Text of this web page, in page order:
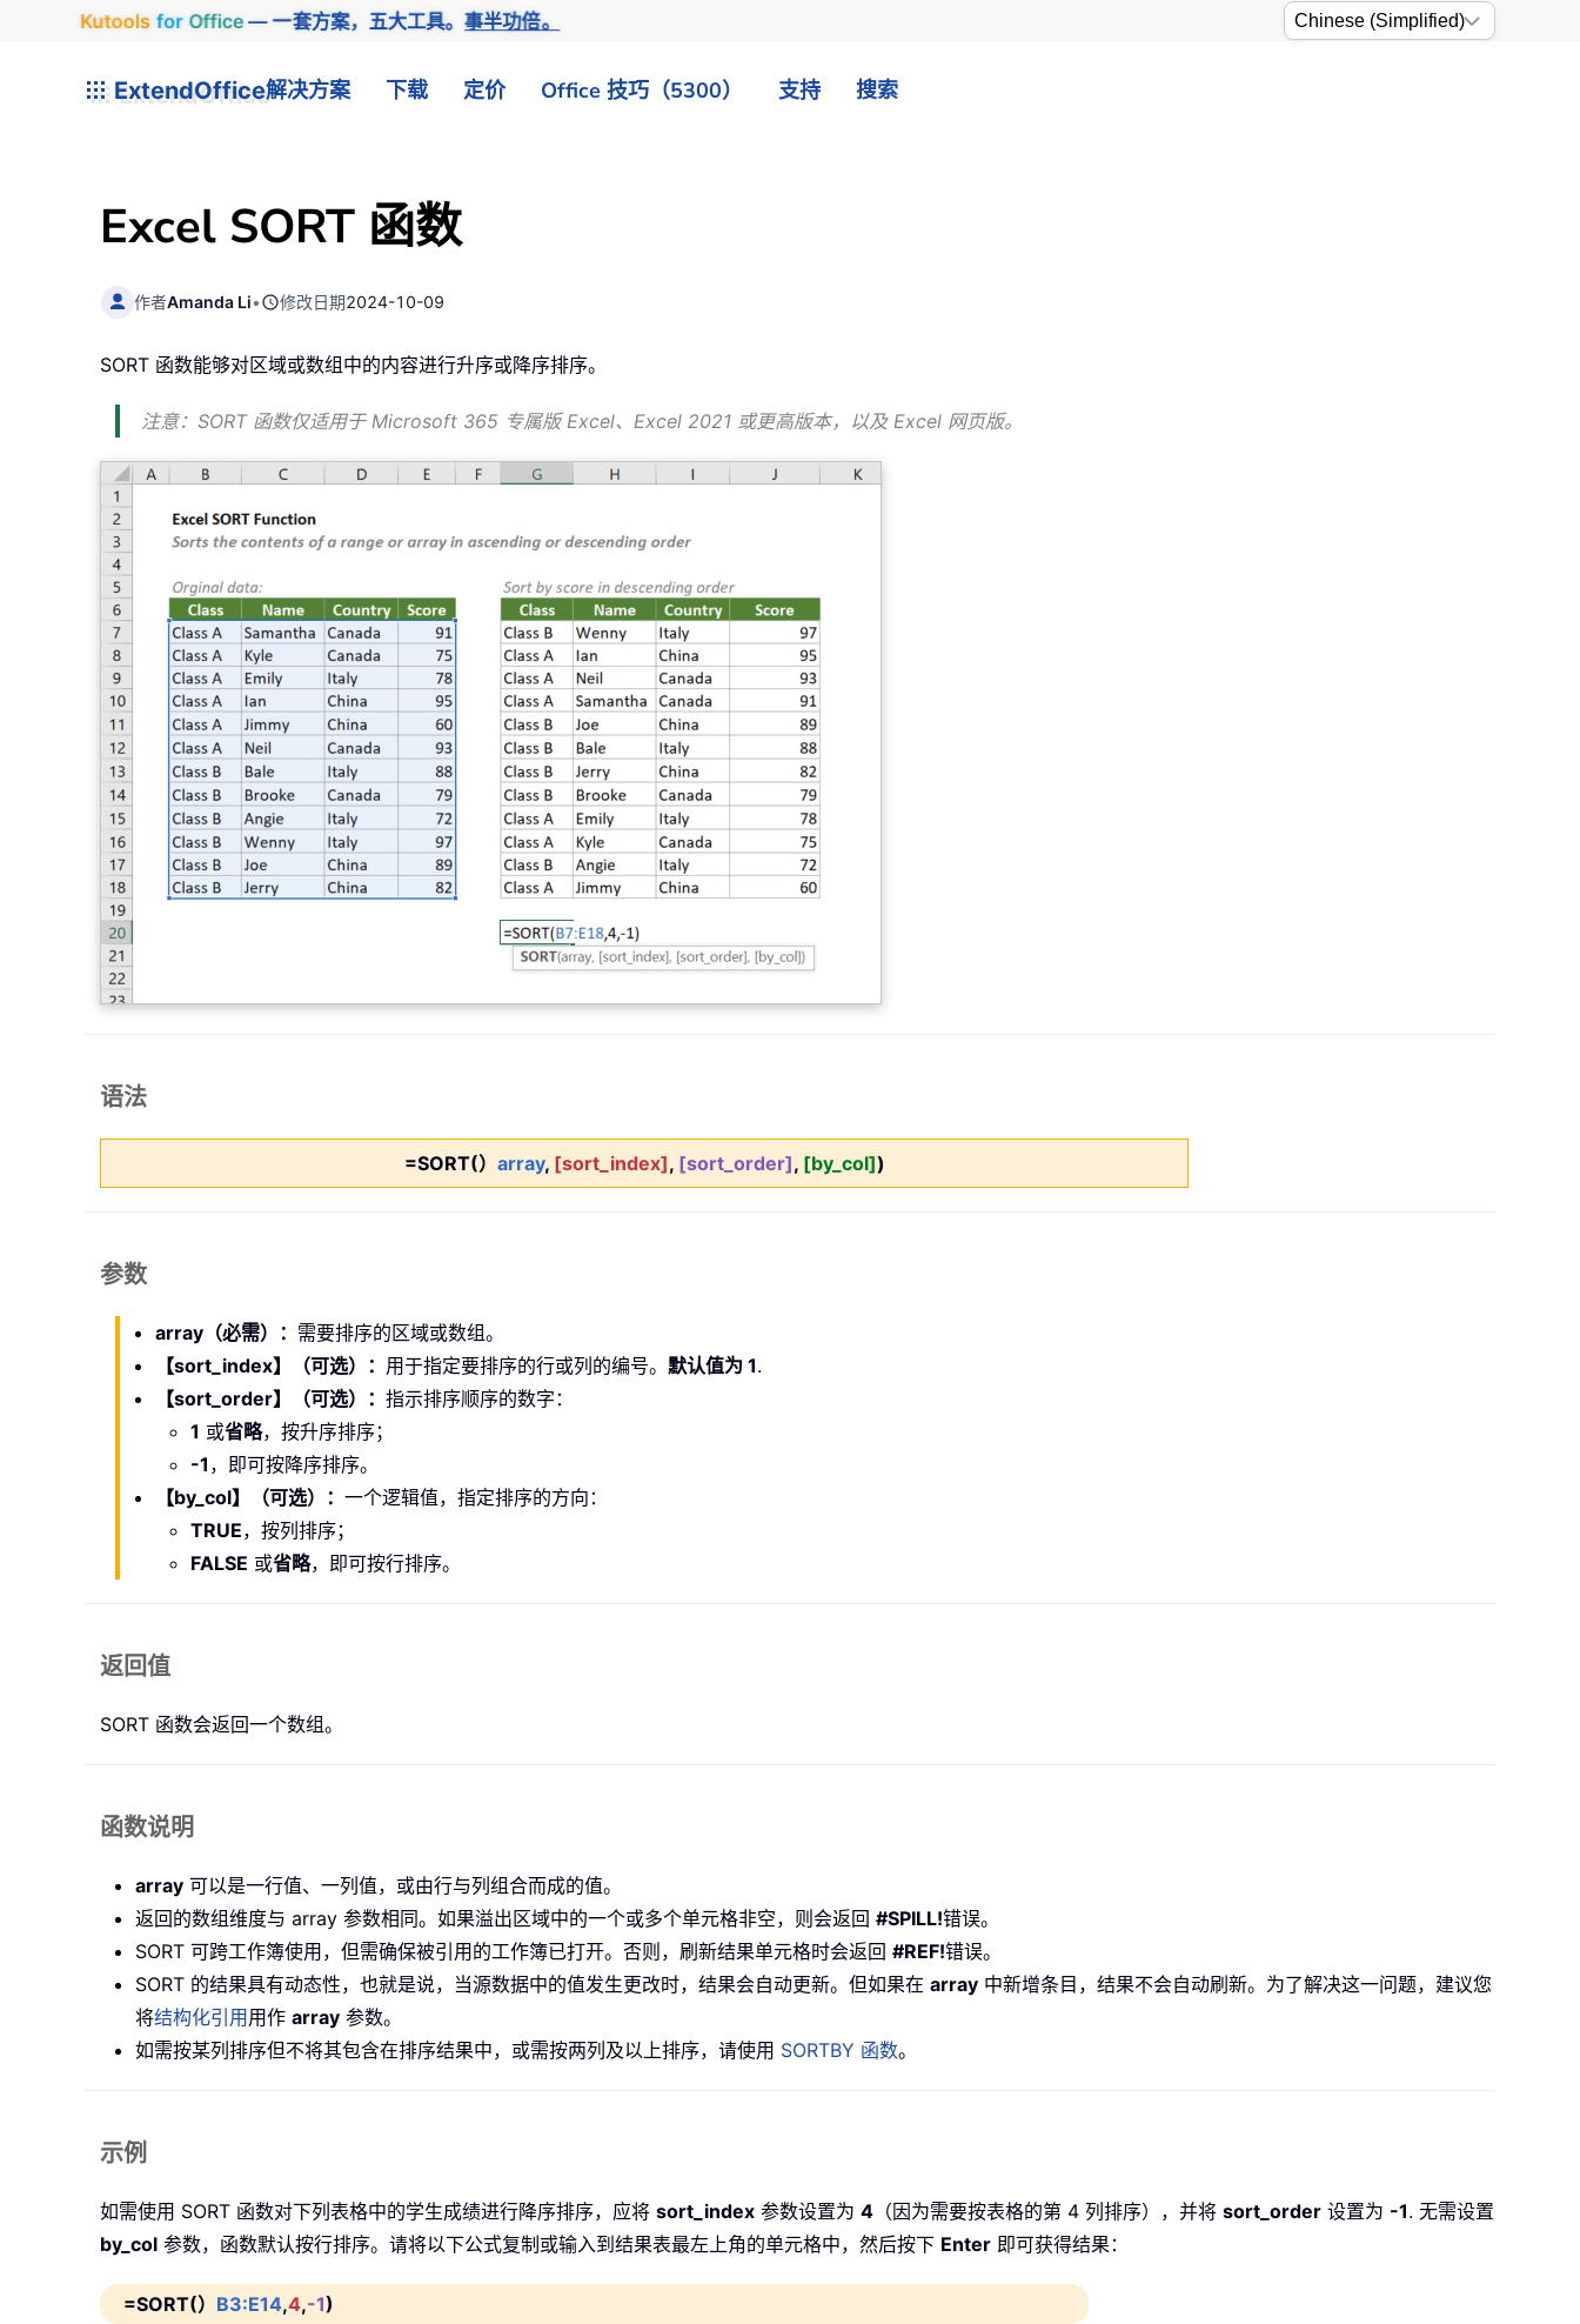
Kutools for Office— 一套方案，五大工具。事半功倍。
ExtendOffice解决方案 下载 定价 Office 技巧（5300） 支持 搜索
Excel SORT 函数
作者Amanda Li• 修改日期2024-10-09
SORT 函数能够对区域或数组中的内容进行升序或降序排序。
注意：SORT 函数仅适用于 Microsoft 365 专属版 Excel、Excel 2021 或更高版本，以及 Excel 网页版。
语法
=SORT(） array, [sort_index], [sort_order], [by_col])
参数
array（必需）： 需要排序的区域或数组。
【sort_index】（可选）： 用于指定要排序的行或列的编号。 默认值为 1.
【sort_order】（可选）： 指示排序顺序的数字：
1 或省略，按升序排序；
-1 ，即可按降序排序。
【by_col】（可选）： 一个逻辑值，指定排序的方向：
TRUE，按列排序；
FALSE 或省略，即可按行排序。
返回值
SORT 函数会返回一个数组。
函数说明
array 可以是一行值、一列值，或由行与列组合而成的值。
返回的数组维度与 array 参数相同。如果溢出区域中的一个或多个单元格非空，则会返回 #SPILL!错误。
SORT 可跨工作簿使用，但需确保被引用的工作簿已打开。否则，刷新结果单元格时会返回 #REF!错误。
SORT 的结果具有动态性，也就是说，当源数据中的值发生更改时，结果会自动更新。但如果在 array 中新增条目，结果不会自动刷新。为了解决这一问题，建议您
将结构化引用 用作 array 参数。
如需按某列排序但不将其包含在排序结果中，或需按两列及以上排序，请使用 SORTBY 函数。
示例
如需使用 SORT 函数对下列表格中的学生成绩进行降序排序，应将 sort_index 参数设置为 4 （因为需要按表格的第 4 列排序），并将 sort_order 设置为 -1. 无需设置
by_col 参数，函数默认按行排序。请将以下公式复制或输入到结果表最左上角的单元格中，然后按下 Enter 即可获得结果：
=SORT(） B3:E14,4,-1)